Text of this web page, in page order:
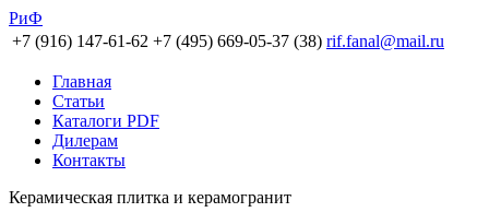
РиФ
+7 (916) 147-61-62 +7 (495) 669-05-37 (38) rif.fanal@mail.ru
Главная
Статьи
Каталоги PDF
Дилерам
Контакты
Керамическая плитка и керамогранит